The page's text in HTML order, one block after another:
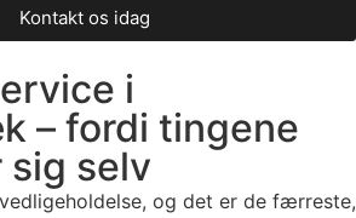
Kontakt os idag
i
– fordi tingene
sig selv
og det er de færreste,